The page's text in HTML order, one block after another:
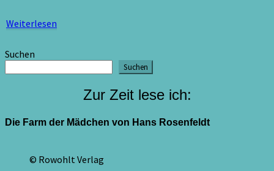
Weiterlesen
Suchen
Suchen
Zur Zeit lese ich:
Die Farm der Mädchen von Hans Rosenfeldt
© Rowohlt Verlag